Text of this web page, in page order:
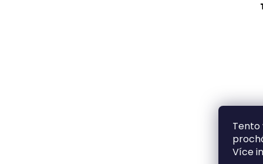
Tento
Více